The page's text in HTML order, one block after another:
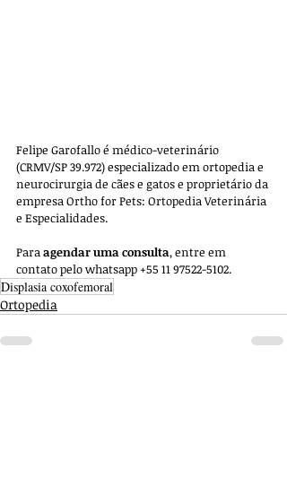
Felipe Garofallo é médico-veterinário
(CRMV/SP 39.972) especializado em ortopedia e
neurocirurgia de cães e gatos e proprietário da
empresa Ortho for Pets: Ortopedia Veterinária
e Especialidades.
Para agendar uma consulta, entre em
contato pelo whatsapp +55 11 97522-5102.
Displasia coxofemoral
Ortopedia